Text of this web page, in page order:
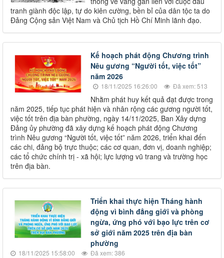
tranh giành độc lập, tự do kiên cường, bền bỉ của dân tộc ta do
Đảng Cộng sản Việt Nam và Chủ tịch Hồ Chí Minh lãnh đạo.
Kế hoạch phát động Chương trình
Nêu gương “Người tốt, việc tốt”
năm 2026
18/11/2025 16:26:00 Đã xem: 513
Nhằm phát huy kết quả đạt được trong
năm 2025, tiếp tục phát hiện và nhân rộng các gương người tốt,
việc tốt trên địa bàn phường, ngày 14/11/2025, Ban Xây dựng
Đảng ủy phường đã xây dựng kế hoạch phát động Chương
trình Nêu gương “Người tốt, việc tốt” năm 2026, triển khai đến
các chi, đảng bộ trực thuộc; các cơ quan, đơn vị, doanh nghiệp;
các tổ chức chính trị - xã hội; lực lượng vũ trang và trường học
trên địa bàn.
Triển khai thực hiện Tháng hành
động vì bình đẳng giới và phòng
ngừa, ứng phó với bạo lực trên cơ
sở giới năm 2025 trên địa bàn
phường
18/11/2025 15:58:00 Đã xem: 386